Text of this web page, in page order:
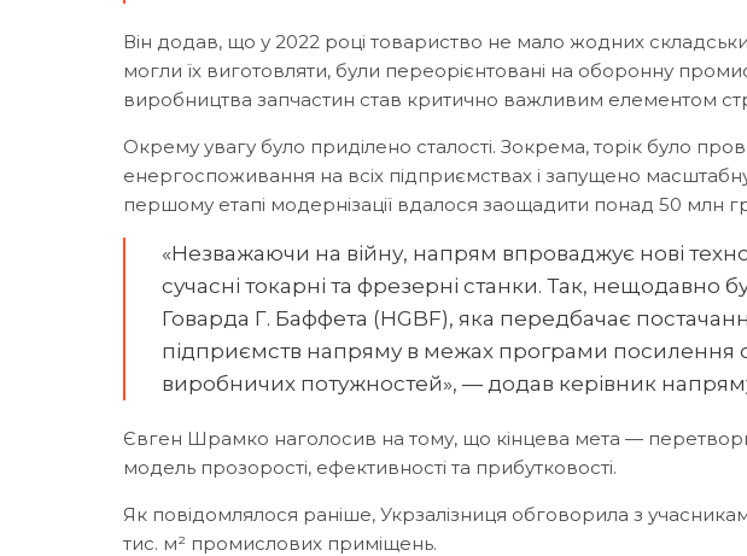
Він додав, що у 2022 році товариство не мало жодних
могли їх виготовляти, були переорієнтовані на оборонну
виробництва запчастин став критично важливим елементом
Окрему увагу було приділено сталості. Зокрема, торік було
енергоспоживання на всіх підприємствах і запущено
першому етапі модернізації вдалося заощадити понад 50 млн
«Незважаючи на війну, напрям впроваджує нові
сучасні токарні та фрезерні станки. Так, нещодавно
Говарда Г. Баффета (HGBF), яка передбачає
підприємств напряму в межах програми посилення
виробничих потужностей», — додав керівник
Євген Шрамко наголосив на тому, що кінцева мета —
модель прозорості, ефективності та прибутковості.
Як повідомлялося раніше, Укрзалізниця обговорила з
тис. м² промислових приміщень.